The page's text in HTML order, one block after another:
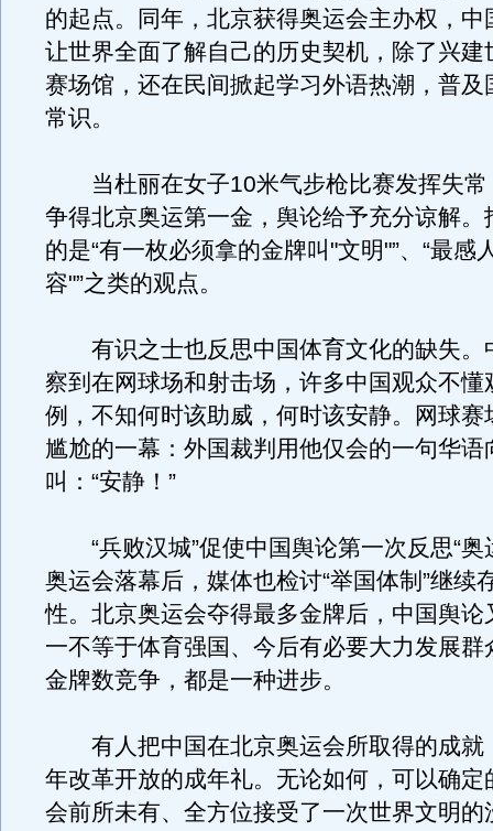
的起点。同年，北京获得奥运会主办权，中
让世界全面了解自己的历史契机，除了兴建
赛场馆，还在民间掀起学习外语热潮，普及
常识。
当杜丽在女子10米气步枪比赛发挥失常
争得北京奥运第一金，舆论给予充分谅解。
的是“有一枚必须拿的金牌叫"文明"”、“最感
容"”之类的观点。
有识之士也反思中国体育文化的缺失。
察到在网球场和射击场，许多中国观众不懂
例，不知何时该助威，何时该安静。网球赛
尴尬的一幕：外国裁判用他仅会的一句华语
叫：“安静！”
“兵败汉城”促使中国舆论第一次反思“奥
奥运会落幕后，媒体也检讨“举国体制”继续
性。北京奥运会夺得最多金牌后，中国舆论
一不等于体育强国、今后有必要大力发展群
金牌数竞争，都是一种进步。
有人把中国在北京奥运会所取得的成就
年改革开放的成年礼。无论如何，可以确定
会前所未有、全方位接受了一次世界文明的